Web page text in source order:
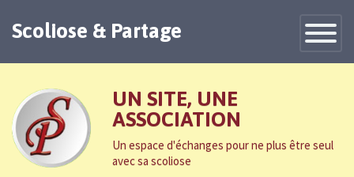
Toggle
Scoliose & Partage
UN SITE, UNE
ASSOCIATION
Un espace d'échanges pour ne plus être seul
avec sa scoliose